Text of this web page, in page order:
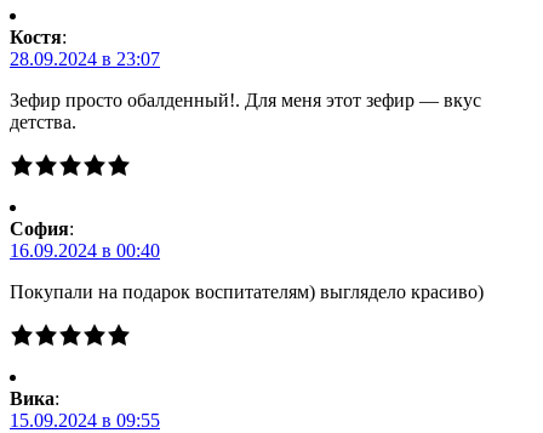
Костя:
28.09.2024 в 23:07
Зефир просто обалденный!. Для меня этот зефир — вкус
детства.
Cофия:
16.09.2024 в 00:40
Покупали на подарок воспитателям) выглядело красиво)
Вика:
15.09.2024 в 09:55